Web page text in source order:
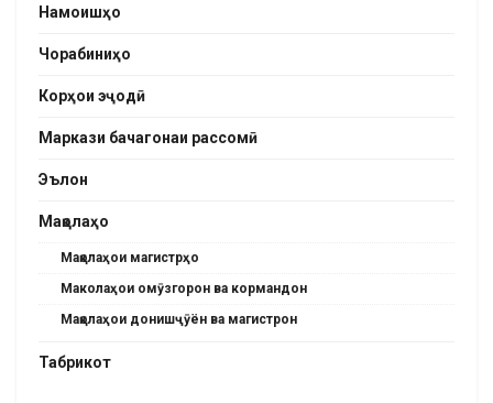
Намоишҳо
Чорабиниҳо
Корҳои эҷодӣ
Маркази бачагонаи рассомӣ
Эълон
Мақолаҳо
Мақолаҳои магистрҳо
Маколаҳои омӯзгорон ва кормандон
Мақолаҳои донишҷӯён ва магистрон
Табрикот